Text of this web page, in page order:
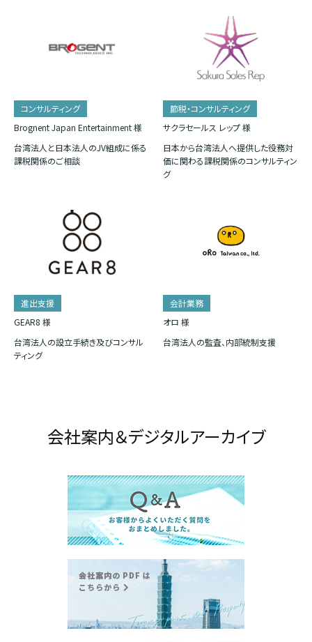
コンサルティング
Brognent Japan Entertainment 様
台湾法人と日本法人のJV組成に係る
課税関係のご相談
節税・コンサルティング
サクラセールス レップ 様
日本から台湾法人へ提供した役務対
価に関わる課税関係のコンサルティン
グ
進出支援
GEAR8 様
台湾法人の設立手続き及びコンサル
ティング
会計業務
オロ 様
台湾法人の監査、内部統制支援
会社案内＆デジタルアーカイブ